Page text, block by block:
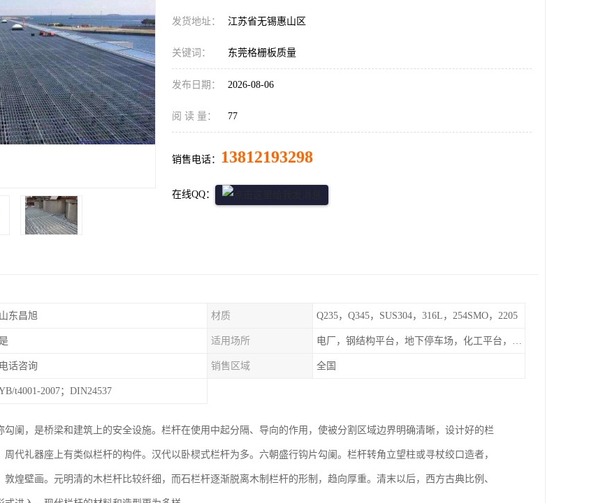
发货地址： 江苏省无锡惠山区
关键词： 东莞格栅板质量
发布日期： 2026-08-06
阅 读 量： 77
销售电话： 13812193298
在线QQ：
山东昌旭 材质 Q235，Q345，SUS304，316L，254SMO，2205
适用场所 电厂，钢结构平台，地下停车场，化工平台，港口码头
电话咨询 销售区域 全国
t4001-2007；DIN24537
勾阑，是桥梁和建筑上的安全设施。栏杆在使用中起分隔、导向的作用，使被分割区域边界明确清晰，设计好的栏
周代礼器座上有类似栏杆的构件。汉代以卧棂式栏杆为多。六朝盛行钩片勾阑。栏杆转角立望柱或寻杖绞口造者，
敦煌壁画。元明清的木栏杆比较纤细，而石栏杆逐渐脱离木制栏杆的形制，趋向厚重。清末以后，西方古典比例、